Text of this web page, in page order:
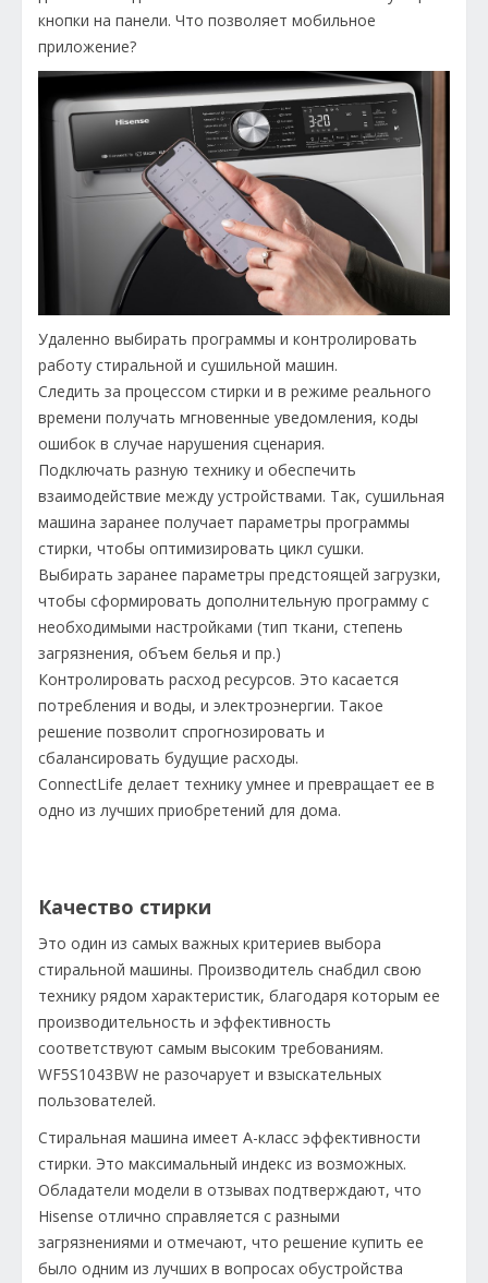
кнопки на панели. Что позволяет мобильное
приложение?
Удаленно выбирать программы и контролировать
работу стиральной и сушильной машин.
Следить за процессом стирки и в режиме реального
времени получать мгновенные уведомления, коды
ошибок в случае нарушения сценария.
Подключать разную технику и обеспечить
взаимодействие между устройствами. Так, сушильная
машина заранее получает параметры программы
стирки, чтобы оптимизировать цикл сушки.
Выбирать заранее параметры предстоящей загрузки,
чтобы сформировать дополнительную программу с
необходимыми настройками (тип ткани, степень
загрязнения, объем белья и пр.)
Контролировать расход ресурсов. Это касается
потребления и воды, и электроэнергии. Такое
решение позволит спрогнозировать и
сбалансировать будущие расходы.
ConnectLife делает технику умнее и превращает ее в
одно из лучших приобретений для дома.
Качество стирки
Это один из самых важных критериев выбора
стиральной машины. Производитель снабдил свою
технику рядом характеристик, благодаря которым ее
производительность и эффективность
соответствуют самым высоким требованиям.
WF5S1043BW не разочарует и взыскательных
пользователей.
Стиральная машина имеет А-класс эффективности
стирки. Это максимальный индекс из возможных.
Обладатели модели в отзывах подтверждают, что
Hisense отлично справляется с разными
загрязнениями и отмечают, что решение купить ее
было одним из лучших в вопросах обустройства